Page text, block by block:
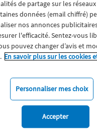
Catastrophes naturelles
Epargne ESS
Fondation Macif
Mutualisme
l'environnement
de partage sur les réseaux
données (email chiffré)
nos annonces
l'efficacité. Sentez-vous
pouvez changer d’avis et
En savoir plus sur les cookies
Personnaliser mes choix
Accepter